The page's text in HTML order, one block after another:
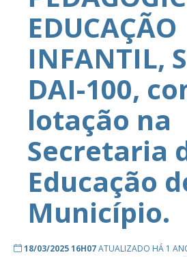
EDUCAÇÃO
INFANTIL,
DAI-100,
lotação na
Secretaria
Educação
Município.
18/03/2025 16H07ATUALIZADO HÁ 1